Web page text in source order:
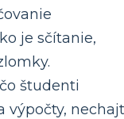
je sčítanie,
študenti
výpočty,